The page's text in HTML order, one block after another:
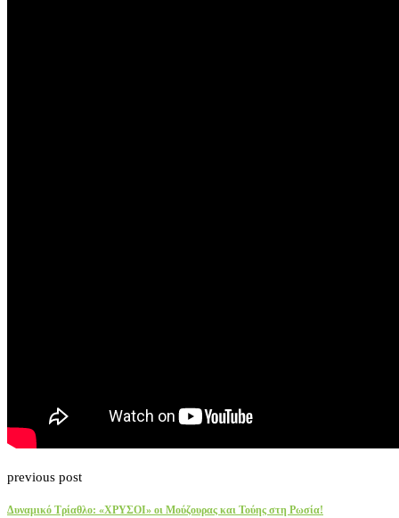
previous post
Δυναμικό Τρίαθλο: «ΧΡΥΣΟΙ» οι Μούζουρας και Τούης στη Ρωσία!